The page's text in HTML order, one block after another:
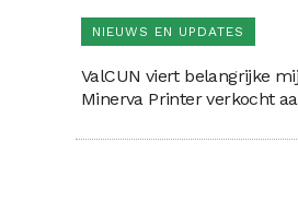
NIEUWS EN UPDATES
ValCUN viert belangrijke
Minerva Printer verkocht